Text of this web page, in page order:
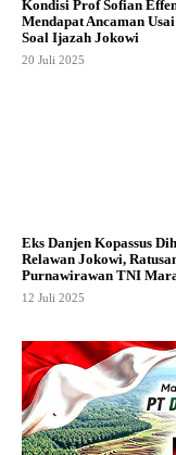
Kondisi Prof Sofian
Mendapat Ancaman
Soal Ijazah Jokowi
20 Juli 2025
Eks Danjen Kopassus
Relawan Jokowi,
Purnawirawan TNI
12 Juli 2025